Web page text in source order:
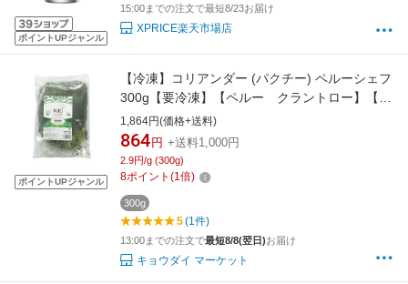
ポイントUPジャンル
15:00までの注文で最短8/23お届け
XPRICE楽天市場店
ポイントUPジャンル
【冷凍】コリアンダー (パクチー) ペルーシェフ
300g【要冷凍】【ペルー クラントロー】【ペ
ルー ハーブ】10P04Mar17
1,864円(価格+送料)
864 円 +送料1,000円
2.9円/g (300g)
8ポイント (1倍)
300g
5(1件)
13:00までの注文で最短8/8(翌日)お届け
キョウダイ マーケット